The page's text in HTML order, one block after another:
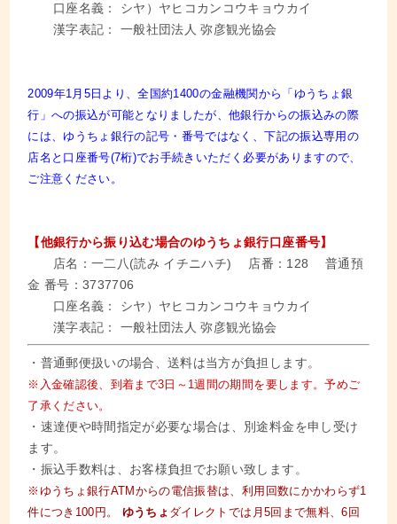
口座名義： シヤ）ヤヒコカンコウキョウカイ
漢字表記： 一般社団法人 弥彦観光協会
2009年1月5日より、全国約1400の金融機関から「ゆうちょ銀
行」への振込が可能となりましたが、他銀行からの振込みの際
には、ゆうちょ銀行の記号・番号ではなく、下記の振込専用の
店名と口座番号(7桁)でお手続きいただく必要がありますので、
ご注意ください。
【他銀行から振り込む場合のゆうちょ銀行口座番号】
店名：一二八(読み イチニハチ) 店番：128 普通預
金 番号：3737706
口座名義： シヤ）ヤヒコカンコウキョウカイ
漢字表記： 一般社団法人 弥彦観光協会
・普通郵便扱いの場合、送料は当方が負担します。
※入金確認後、到着まで3日～1週間の期間を要します。予めご
了承ください。
・速達便や時間指定が必要な場合は、別途料金を申し受け
ます。
・振込手数料は、お客様負担でお願い致します。
※ゆうちょ銀行ATMからの電信振替は、利用回数にかかわらず1
件につき100円。 ゆうちょ ダイレクトでは月5回まで無料、6回